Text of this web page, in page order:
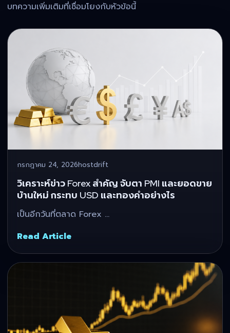
บทความเพิ่มเติมที่เชื่อมโยงกับหัวข้อนี้
กรกฎาคม 24, 2026hostdrift
วิเคราะห์ข่าว Forex สำคัญ จับตา PMI และยอดขาย
บ้านใหม่ กระทบ USD และทองคำอย่างไร
เป็นอีกวันที่ตลาด Forex …
Read Article